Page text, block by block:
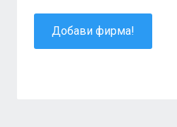
Добави фирма!